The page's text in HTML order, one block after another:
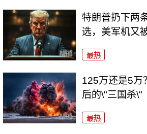
特朗普扔下两
选，美军机又
最热
125万还是5万
后的\"三国杀\"
最热